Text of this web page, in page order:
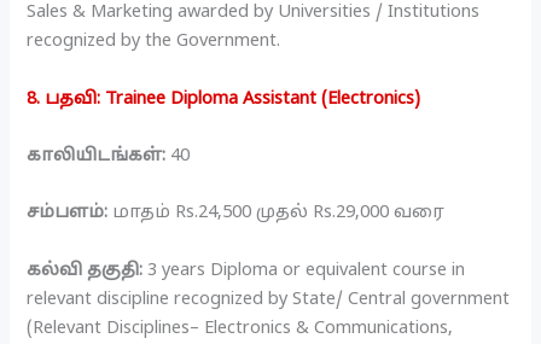
Sales & Marketing awarded by Universities / Institutions
recognized by the Government.
8. பதவி: Trainee Diploma Assistant (Electronics)
காலியிடங்கள்: 40
சம்பளம்: மாதம் Rs.24,500 முதல் Rs.29,000 வரை
கல்வி தகுதி: 3 years Diploma or equivalent course in
relevant discipline recognized by State/ Central government
(Relevant Disciplines– Electronics & Communications,